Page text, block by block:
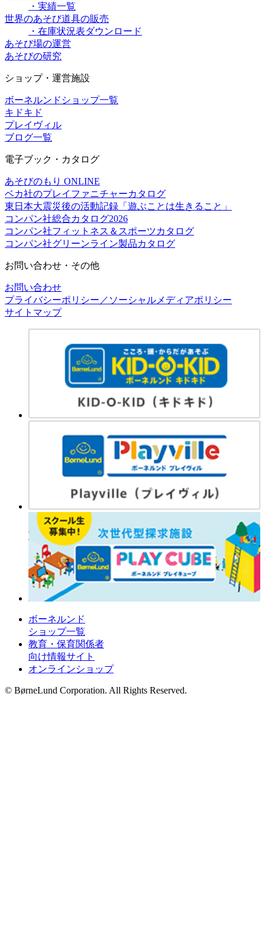
・実績一覧
世界のあそび道具の販売
・在庫状況表ダウンロード
あそび場の運営
あそびの研究
ショップ・運営施設
ボーネルンドショップ一覧
キドキド
プレイヴィル
ブログ一覧
電子ブック・カタログ
あそびのもり ONLINE
ベカ社のプレイファニチャーカタログ
東日本大震災後の活動記録「遊ぶことは生きること」
コンパン社総合カタログ2026
コンパン社フィットネス＆スポーツカタログ
コンパン社グリーンライン製品カタログ
お問い合わせ・その他
お問い合わせ
プライバシーポリシー／ソーシャルメディアポリシー
サイトマップ
ボーネルンド
ショップ一覧
教育・保育関係者
向け情報サイト
オンラインショップ
© BørneLund Corporation. All Rights Reserved.